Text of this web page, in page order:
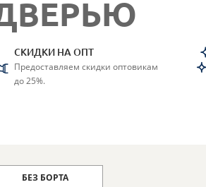
СКИДКИ НА ОПТ
Предоставляем скидки оптовикам
до 25%.
БЕЗ БОРТА